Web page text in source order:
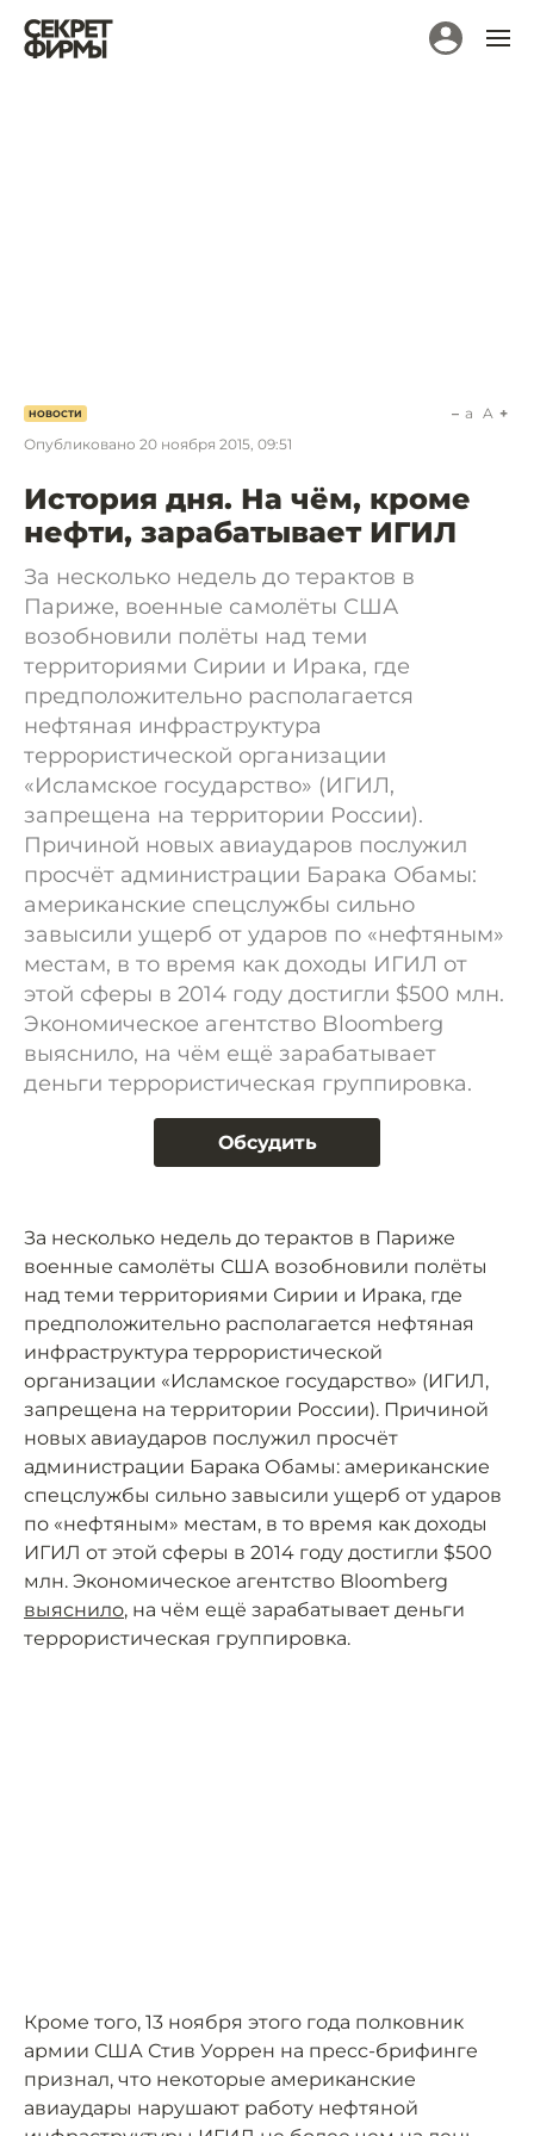
НОВОСТИ
Опубликовано 20 ноября 2015, 09:51
a A
История дня. На чём, кроме
нефти, зарабатывает ИГИЛ
За несколько недель до терактов в
Париже, военные самолёты США
возобновили полёты над теми
территориями Сирии и Ирака, где
предположительно располагается
нефтяная инфраструктура
террористической организации
«Исламское государство» (ИГИЛ,
запрещена на территории России).
Причиной новых авиаударов послужил
просчёт администрации Барака Обамы:
американские спецслужбы сильно
завысили ущерб от ударов по «нефтяным»
местам, в то время как доходы ИГИЛ от
этой сферы в 2014 году достигли $500 млн.
Экономическое агентство Bloomberg
выяснило, на чём ещё зарабатывает
деньги террористическая группировка.
Обсудить
За несколько недель до терактов в Париже
военные самолёты США возобновили полёты
над теми территориями Сирии и Ирака, где
предположительно располагается нефтяная
инфраструктура террористической
организации «Исламское государство» (ИГИЛ,
запрещена на территории России). Причиной
новых авиаударов послужил просчёт
администрации Барака Обамы: американские
спецслужбы сильно завысили ущерб от ударов
по «нефтяным» местам, в то время как доходы
ИГИЛ от этой сферы в 2014 году достигли $500
млн. Экономическое агентство Bloomberg
выяснило, на чём ещё зарабатывает деньги
террористическая группировка.
Кроме того, 13 ноября этого года полковник
армии США Стив Уоррен на пресс-брифинге
признал, что некоторые американские
авиаудары нарушают работу нефтяной